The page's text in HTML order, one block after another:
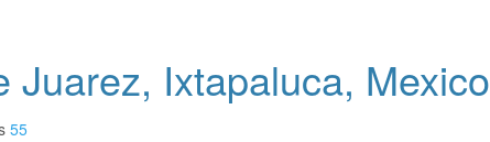
Juarez, Ixtapaluca, Mexico
55